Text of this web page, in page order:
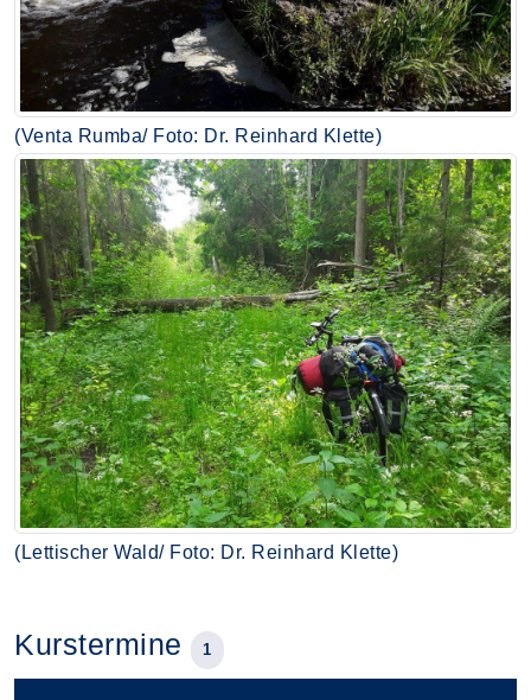
(Venta Rumba/ Foto: Dr. Reinhard Klette)
(Lettischer Wald/ Foto: Dr. Reinhard Klette)
Kurstermine 1